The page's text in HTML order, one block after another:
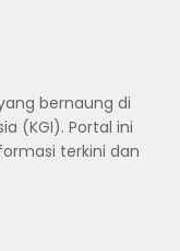
bernaung di
(KGI). Portal ini
terkini dan